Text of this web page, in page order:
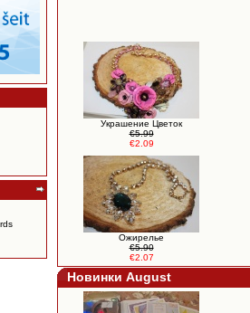
Украшение Цветок
€5.99
€2.09
Ожирелье
€5.90
€2.07
Новинки August